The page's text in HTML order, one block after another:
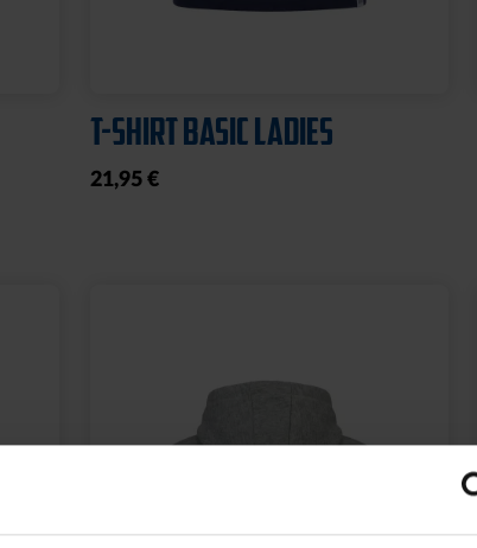
T-SHIRT BASIC LADIES
21,95 €